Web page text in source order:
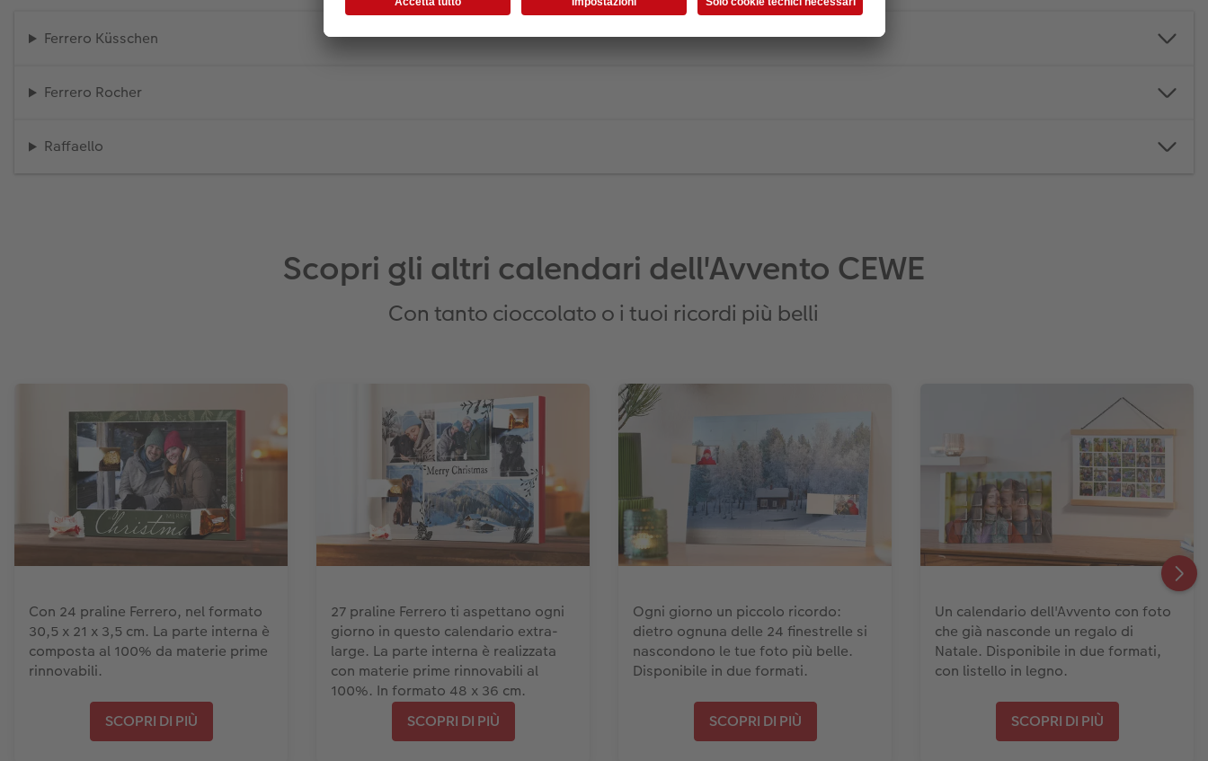
Ferrero Küsschen
Ferrero Rocher
Raffaello
Scopri gli altri calendari dell'Avvento CEWE
Con tanto cioccolato o i tuoi ricordi più belli
Con 24 praline Ferrero, nel formato
30,5 x 21 x 3,5 cm. La parte interna è
composta al 100% da materie prime
rinnovabili.
SCOPRI DI PIÙ
27 praline Ferrero ti aspettano ogni
giorno in questo calendario extra-
large. La parte interna è realizzata
con materie prime rinnovabili al
100%. In formato 48 x 36 cm.
SCOPRI DI PIÙ
Ogni giorno un piccolo ricordo:
dietro ognuna delle 24 finestrelle si
nascondono le tue foto più belle.
Disponibile in due formati.
SCOPRI DI PIÙ
Un calendario dell'Avvento con foto
che già nasconde un regalo di
Natale. Disponibile in due formati,
con listello in legno.
SCOPRI DI PIÙ